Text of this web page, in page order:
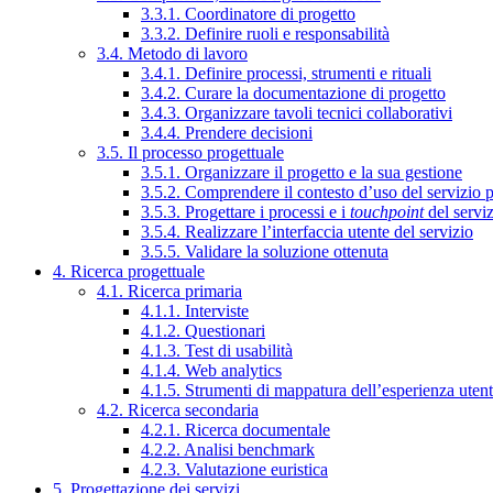
3.3.1. Coordinatore di progetto
3.3.2. Definire ruoli e responsabilità
3.4. Metodo di lavoro
3.4.1. Definire processi, strumenti e rituali
3.4.2. Curare la documentazione di progetto
3.4.3. Organizzare tavoli tecnici collaborativi
3.4.4. Prendere decisioni
3.5. Il processo progettuale
3.5.1. Organizzare il progetto e la sua gestione
3.5.2. Comprendere il contesto d’uso del servizio
3.5.3. Progettare i processi e i touchpointdel
3.5.4. Realizzare l’interfaccia utente del servizio
3.5.5. Validare la soluzione ottenuta
4. Ricerca progettuale
4.1. Ricerca primaria
4.1.1. Interviste
4.1.2. Questionari
4.1.3. Test di usabilità
4.1.4. Web analytics
4.1.5. Strumenti di mappatura dell’esperienza
4.2. Ricerca secondaria
4.2.1. Ricerca documentale
4.2.2. Analisi benchmark
4.2.3. Valutazione euristica
5. Progettazione dei servizi